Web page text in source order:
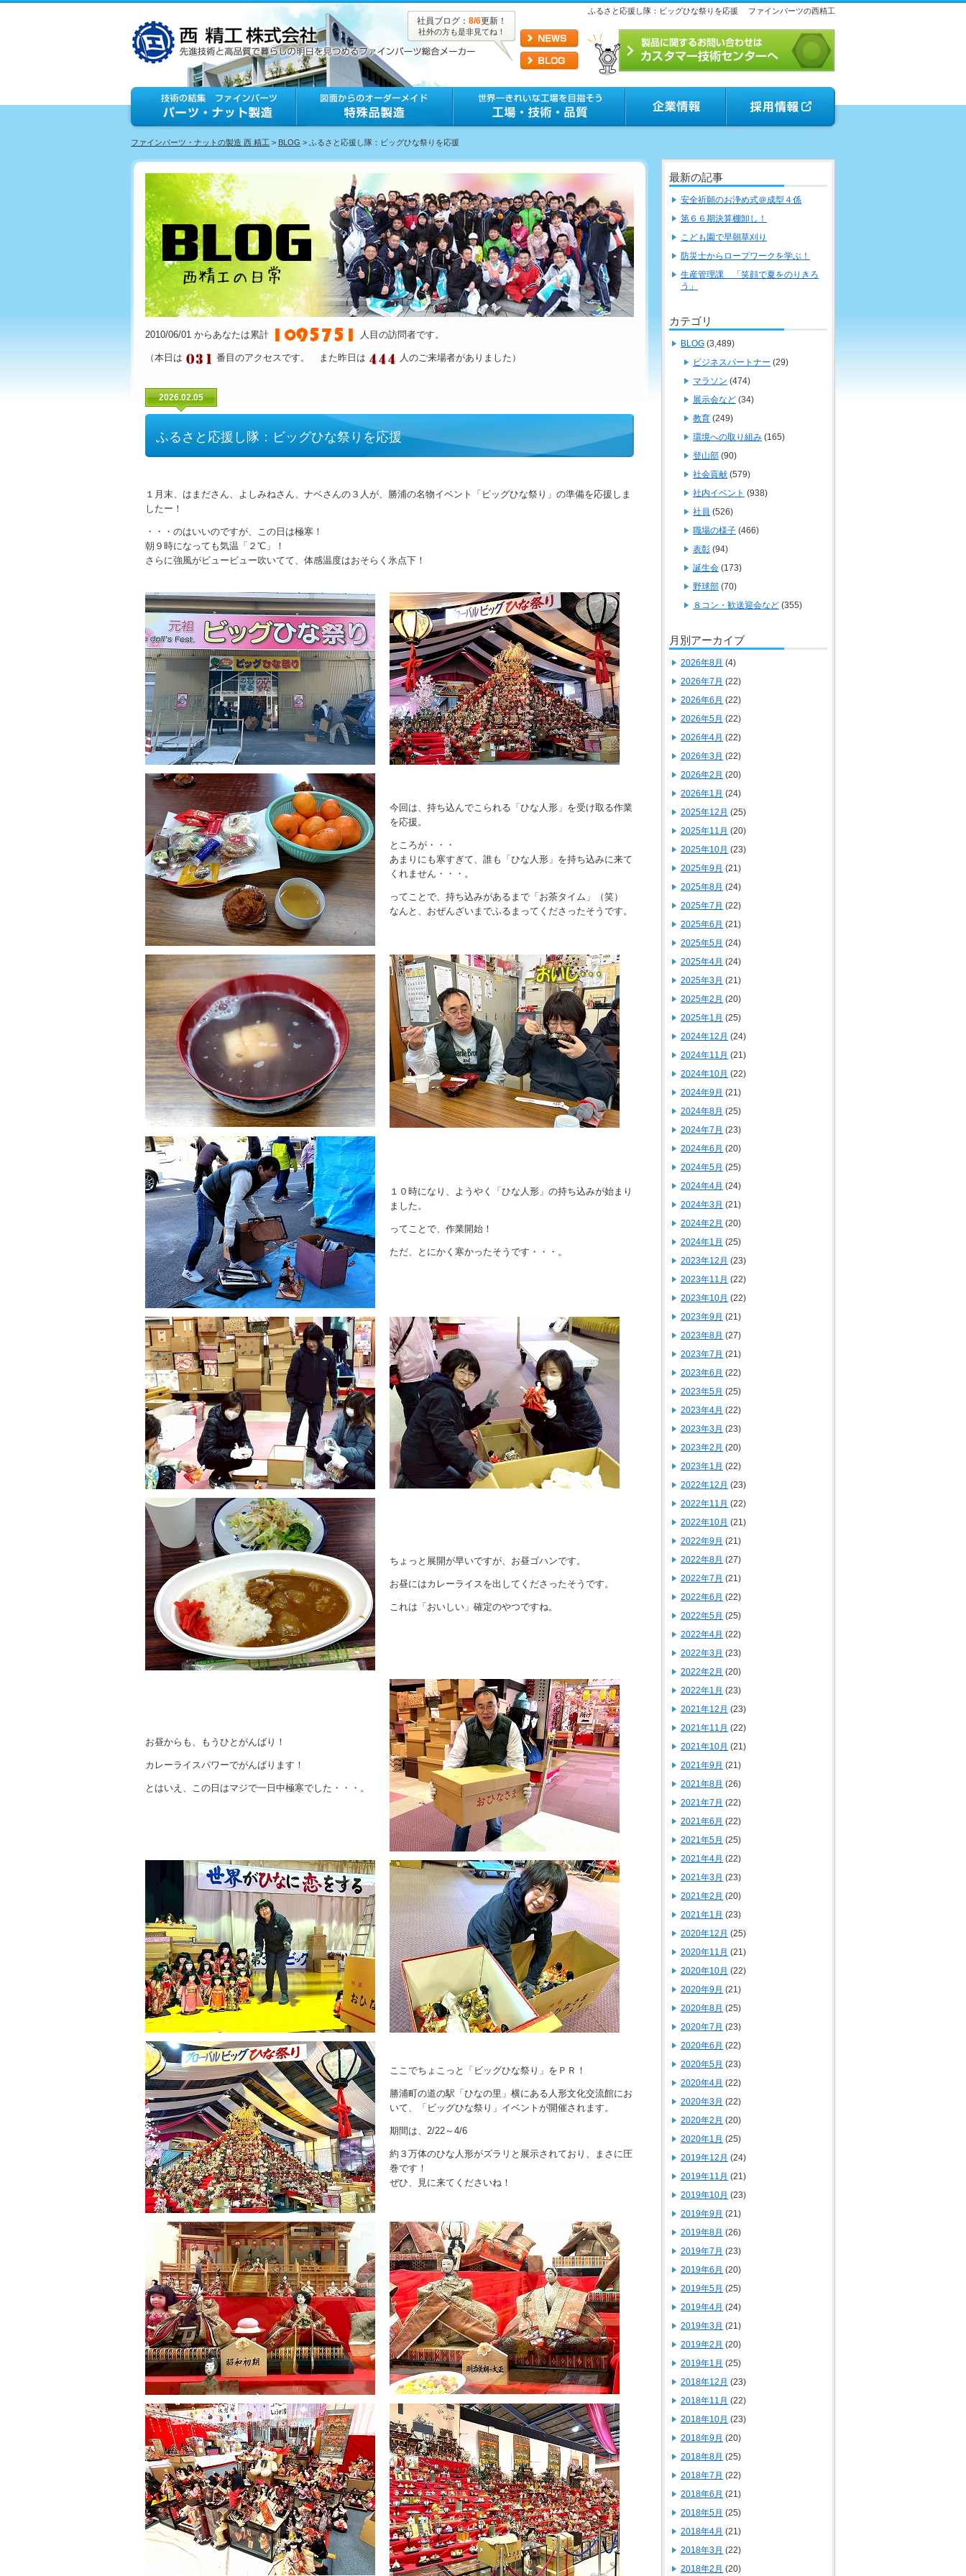
ふるさと応援し隊：ビッグひな祭りを応援 ファインパーツの西精工
社員ブログ： 8/6更新！
社外の方も是非見てね！
ファインパーツ・ナットの製造 西 精工 > BLOG > ふるさと応援し隊：ビッグひな祭りを応援
2010/06/01 からあなたは累計 人目の訪問者です。
（本日は 番目のアクセスです。 また昨日は 人のご来場者がありました）
2026.02.05
ふるさと応援し隊：ビッグひな祭りを応援
１月末、はまださん、よしみねさん、ナベさんの３人が、勝浦の名物イベント「ビッグひな祭り」の準備を応援しま
したー！
・・・のはいいのですが、この日は極寒！
朝９時になっても気温「２℃」！
さらに強風がビュービュー吹いてて、体感温度はおそらく氷点下！
今回は、持ち込んでこられる「ひな人形」を受け取る作業
を応援。
ところが・・・
あまりにも寒すぎて、誰も「ひな人形」を持ち込みに来て
くれません・・・。
ってことで、持ち込みがあるまで「お茶タイム」（笑）
なんと、おぜんざいまでふるまってくださったそうです。
１０時になり、ようやく「ひな人形」の持ち込みが始まり
ました。
ってことで、作業開始！
ただ、とにかく寒かったそうです・・・。
ちょっと展開が早いですが、お昼ゴハンです。
お昼にはカレーライスを出してくださったそうです。
これは「おいしい」確定のやつですね。
お昼からも、もうひとがんばり！
カレーライスパワーでがんばります！
とはいえ、この日はマジで一日中極寒でした・・・。
ここでちょこっと「ビッグひな祭り」をＰＲ！
勝浦町の道の駅「ひなの里」横にある人形文化交流館にお
いて、「ビッグひな祭り」イベントが開催されます。
期間は、2/22～4/6
約３万体のひな人形がズラリと展示されており、まさに圧
巻です！
ぜひ、見に来てくださいね！
最新の記事
安全祈願のお浄め式＠成型４係
第６６期決算棚卸し！
こども園で早朝草刈り
防災士からロープワークを学ぶ！
生産管理課 「笑顔で夏をのりきろ
う」
カテゴリ
BLOG (3,489)
ビジネスパートナー (29)
マラソン (474)
展示会など (34)
教育 (249)
環境への取り組み (165)
登山部 (90)
社会貢献 (579)
社内イベント (938)
社員 (526)
職場の様子 (466)
表彰 (94)
誕生会 (173)
野球部 (70)
８コン・歓送迎会など (355)
月別アーカイブ
2026年8月 (4)
2026年7月 (22)
2026年6月 (22)
2026年5月 (22)
2026年4月 (22)
2026年3月 (22)
2026年2月 (20)
2026年1月 (24)
2025年12月 (25)
2025年11月 (20)
2025年10月 (23)
2025年9月 (21)
2025年8月 (24)
2025年7月 (22)
2025年6月 (21)
2025年5月 (24)
2025年4月 (24)
2025年3月 (21)
2025年2月 (20)
2025年1月 (25)
2024年12月 (24)
2024年11月 (21)
2024年10月 (22)
2024年9月 (21)
2024年8月 (25)
2024年7月 (23)
2024年6月 (20)
2024年5月 (25)
2024年4月 (24)
2024年3月 (21)
2024年2月 (20)
2024年1月 (25)
2023年12月 (23)
2023年11月 (22)
2023年10月 (22)
2023年9月 (21)
2023年8月 (27)
2023年7月 (21)
2023年6月 (22)
2023年5月 (25)
2023年4月 (22)
2023年3月 (23)
2023年2月 (20)
2023年1月 (22)
2022年12月 (23)
2022年11月 (22)
2022年10月 (21)
2022年9月 (21)
2022年8月 (27)
2022年7月 (21)
2022年6月 (22)
2022年5月 (25)
2022年4月 (22)
2022年3月 (23)
2022年2月 (20)
2022年1月 (23)
2021年12月 (23)
2021年11月 (22)
2021年10月 (21)
2021年9月 (21)
2021年8月 (26)
2021年7月 (22)
2021年6月 (22)
2021年5月 (25)
2021年4月 (22)
2021年3月 (23)
2021年2月 (20)
2021年1月 (23)
2020年12月 (25)
2020年11月 (21)
2020年10月 (22)
2020年9月 (21)
2020年8月 (25)
2020年7月 (23)
2020年6月 (22)
2020年5月 (23)
2020年4月 (22)
2020年3月 (22)
2020年2月 (20)
2020年1月 (25)
2019年12月 (24)
2019年11月 (21)
2019年10月 (23)
2019年9月 (21)
2019年8月 (26)
2019年7月 (23)
2019年6月 (20)
2019年5月 (25)
2019年4月 (24)
2019年3月 (21)
2019年2月 (20)
2019年1月 (25)
2018年12月 (23)
2018年11月 (22)
2018年10月 (23)
2018年9月 (20)
2018年8月 (25)
2018年7月 (22)
2018年6月 (21)
2018年5月 (25)
2018年4月 (21)
2018年3月 (22)
2018年2月 (20)